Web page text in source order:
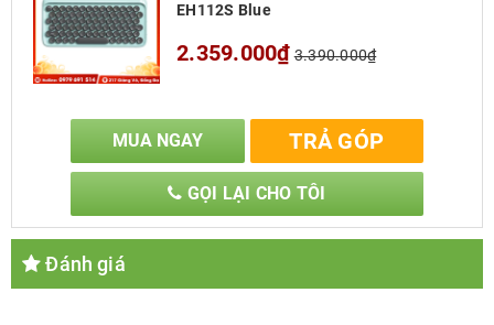
EH112S Blue
2.359.000₫ 3.390.000₫
MUA NGAY TRẢ GÓP
GỌI LẠI CHO TÔI
Đánh giá